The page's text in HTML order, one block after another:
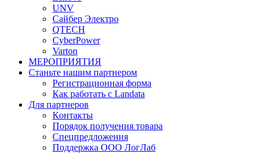
UNV
Сайбер Электро
QTECH
CyberPower
Varton
МЕРОПРИЯТИЯ
Станьте нашим партнером
Регистрационная форма
Как работать с Landata
Для партнеров
Кoнтaкты
Порядок получения товара
Спецпредложения
Поддержка ООО ЛогЛаб